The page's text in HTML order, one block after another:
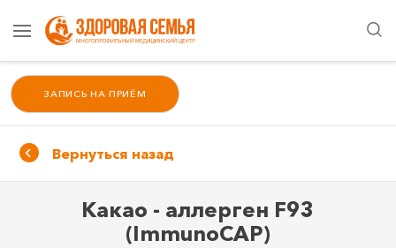
ЗАПИСЬ НА ПРИЁМ
Вернуться назад
Какао - аллерген F93
(ImmunoCAP)